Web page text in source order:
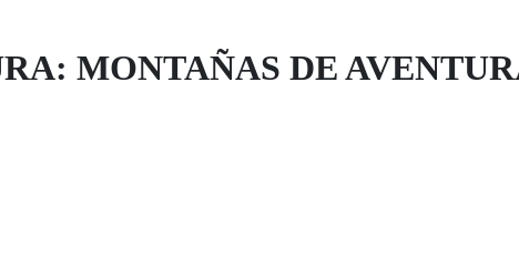
MONTAÑAS DE